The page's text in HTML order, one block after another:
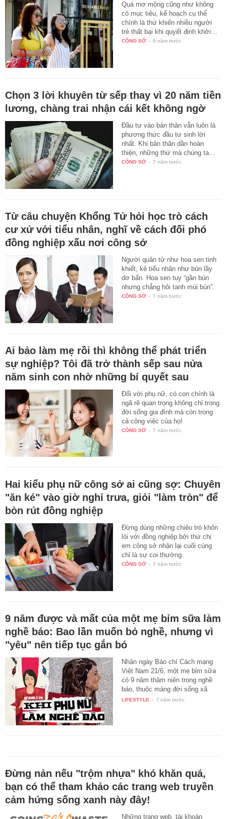
Quá mơ mộng cũng như không
có mục tiêu, kế hoạch cụ thể
chính là thứ khiến nhiều người
trẻ thất bại khi quyết định khởi…
CÔNG SỞ - 6 năm trước
Chọn 3 lời khuyên từ sếp thay vì 20 năm tiền
lương, chàng trai nhận cái kết không ngờ
Đầu tư vào bản thân vẫn luôn là
phương thức đầu tư sinh lời
nhất. Khi bản thân dần hoàn
thiện, những thứ mà chúng ta…
CÔNG SỞ - 7 năm trước
Từ câu chuyện Khổng Tử hỏi học trò cách
cư xử với tiểu nhân, nghĩ về cách đối phó
đồng nghiệp xấu nơi công sở
Người quân tử như hoa sen tinh
khiết, kẻ tiểu nhân như bùn lầy
dơ bẩn. Hoa sen tuy “gần bùn
nhưng chẳng hôi tanh mùi bùn”.
CÔNG SỞ - 7 năm trước
Ai bảo làm mẹ rồi thì không thể phát triển
sự nghiệp? Tôi đã trở thành sếp sau nửa
năm sinh con nhờ những bí quyết sau
Đối với phụ nữ, có con chính là
ngã rẽ quan trọng không chỉ trong
đời sống gia đình mà còn trong
cả công việc của họ!
CÔNG SỞ - 7 năm trước
Hai kiểu phụ nữ công sở ai cũng sợ: Chuyên
"ăn ké" vào giờ nghỉ trưa, giỏi "làm tròn" để
bòn rút đồng nghiệp
Đừng dùng những chiêu trò khôn
lỏi với đồng nghiệp bởi thứ chị
em công sở nhận lại cuối cùng
chỉ là sự coi thường.
CÔNG SỞ - 7 năm trước
9 năm được và mất của một mẹ bỉm sữa làm
nghề báo: Bao lần muốn bỏ nghề, nhưng vì
"yêu" nên tiếp tục gắn bó
Nhân ngày Báo chí Cách mạng
Việt Nam 21/6, một mẹ bỉm sữa
có 9 năm thâm niên trong nghề
báo, thuộc mảng đời sống xã
hội…
LIFESTYLE - 7 năm trước
Đừng nản nếu "trộm nhựa" khó khăn quá,
bạn có thể tham khảo các trang web truyền
cảm hứng sống xanh này đây!
Những trang web, tài khoản